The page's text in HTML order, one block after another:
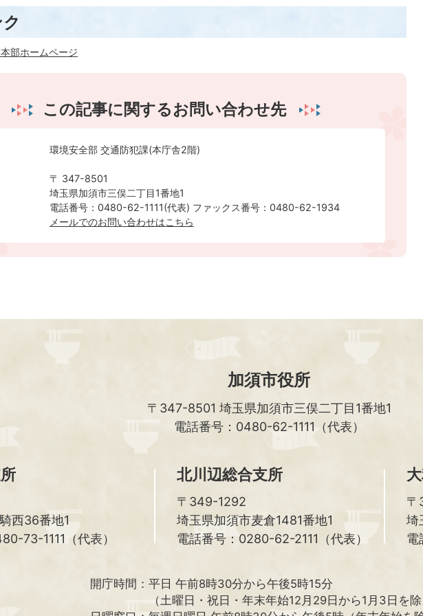
部ホームページ
この記事に関するお問い合わせ先
環境安全部 交通防犯課(本庁舎2階)
〒 347-8501
埼玉県加須市三俣二丁目1番地1
電話番号：0480-62-1111(代表) ファックス番号：0480-62-1934
メールでのお問い合わせはこちら
加須市役所
〒347-8501 埼玉県加須市三俣二丁目1番地1
電話番号：0480-62-1111（代表）
西36番地1
73-1111（代表）
北川辺総合支所
〒349-1292
埼玉県加須市麦倉1481番地1
電話番号：0280-62-2111（代表）
〒
埼
電
開庁時間： 平日 午前8時30分から午後5時15分
（土曜日・祝日・年末年始12月29日から1月3日を